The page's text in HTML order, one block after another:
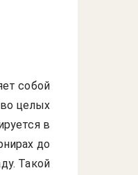
собой
целых
в
до
Такой